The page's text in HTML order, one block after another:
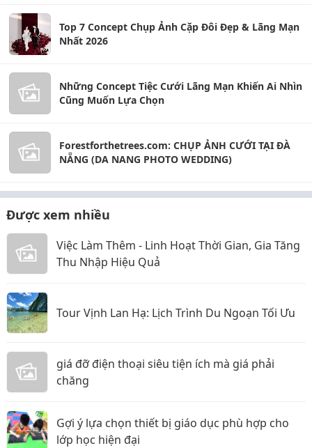
Top 7 Concept Chụp Ảnh Cặp Đôi Đẹp & Lãng Mạn
Nhất 2026
Những Concept Tiệc Cưới Lãng Mạn Khiến Ai Nhìn
Cũng Muốn Lựa Chọn
Forestforthetrees.com: CHỤP ẢNH CƯỚI TẠI ĐÀ
NẴNG (DA NANG PHOTO WEDDING)
Được xem nhiều
Việc Làm Thêm - Linh Hoạt Thời Gian, Gia Tăng
Thu Nhập Hiệu Quả
Tour Vịnh Lan Hạ: Lịch Trình Du Ngoạn Tối Ưu
giá đỡ điện thoại siêu tiện ích mà giá phải
chăng
Gợi ý lựa chọn thiết bị giáo dục phù hợp cho
lớp học hiện đại